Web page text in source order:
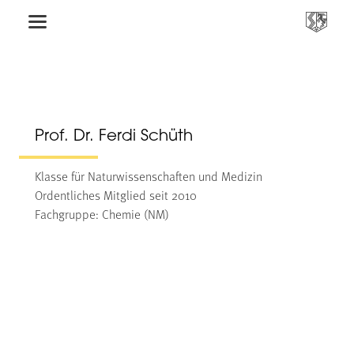
Prof. Dr. Ferdi Schüth
Klasse für Naturwissenschaften und Medizin
Ordentliches Mitglied seit 2010
Fachgruppe: Chemie (NM)